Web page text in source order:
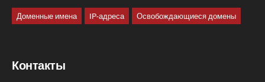
Доменные имена IP-адреса Освобождающиеся домены
Контакты